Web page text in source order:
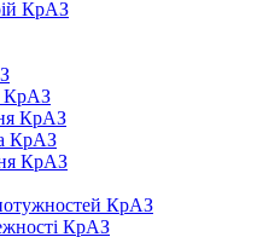
КрАЗ
КрАЗ
КрАЗ
КрАЗ
КрАЗ
КрАЗ
КрАЗ